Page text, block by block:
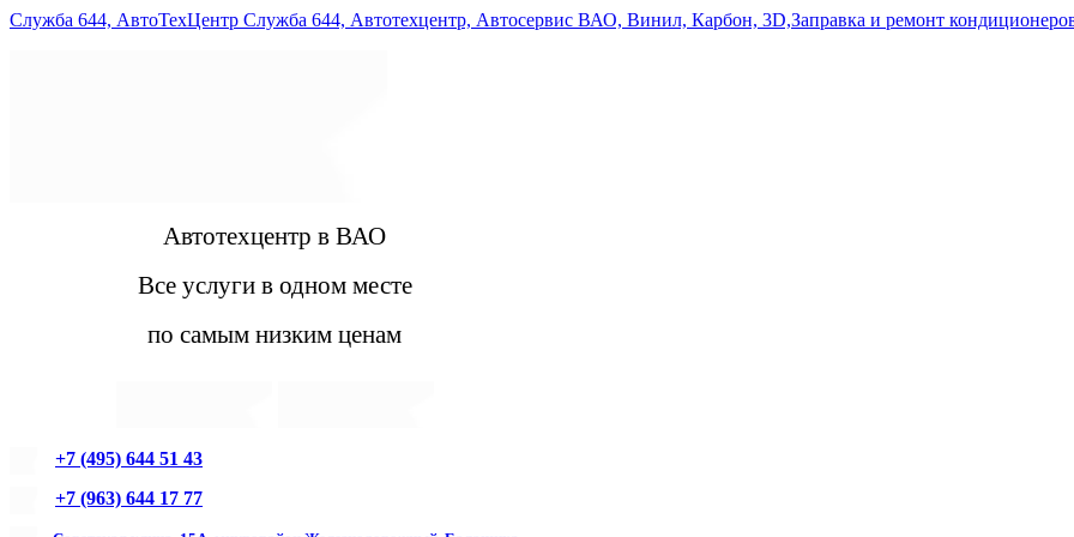
Служба 644, АвтоТехЦентр Служба 644, Автотехцентр, Автосервис ВАО, Винил, Карбон, 3D,Заправка и ремонт
Автотехцентр в ВАО
Все услуги в одном месте
по самым низким ценам
+7 (495) 644 51 43
+7 (963) 644 17 77